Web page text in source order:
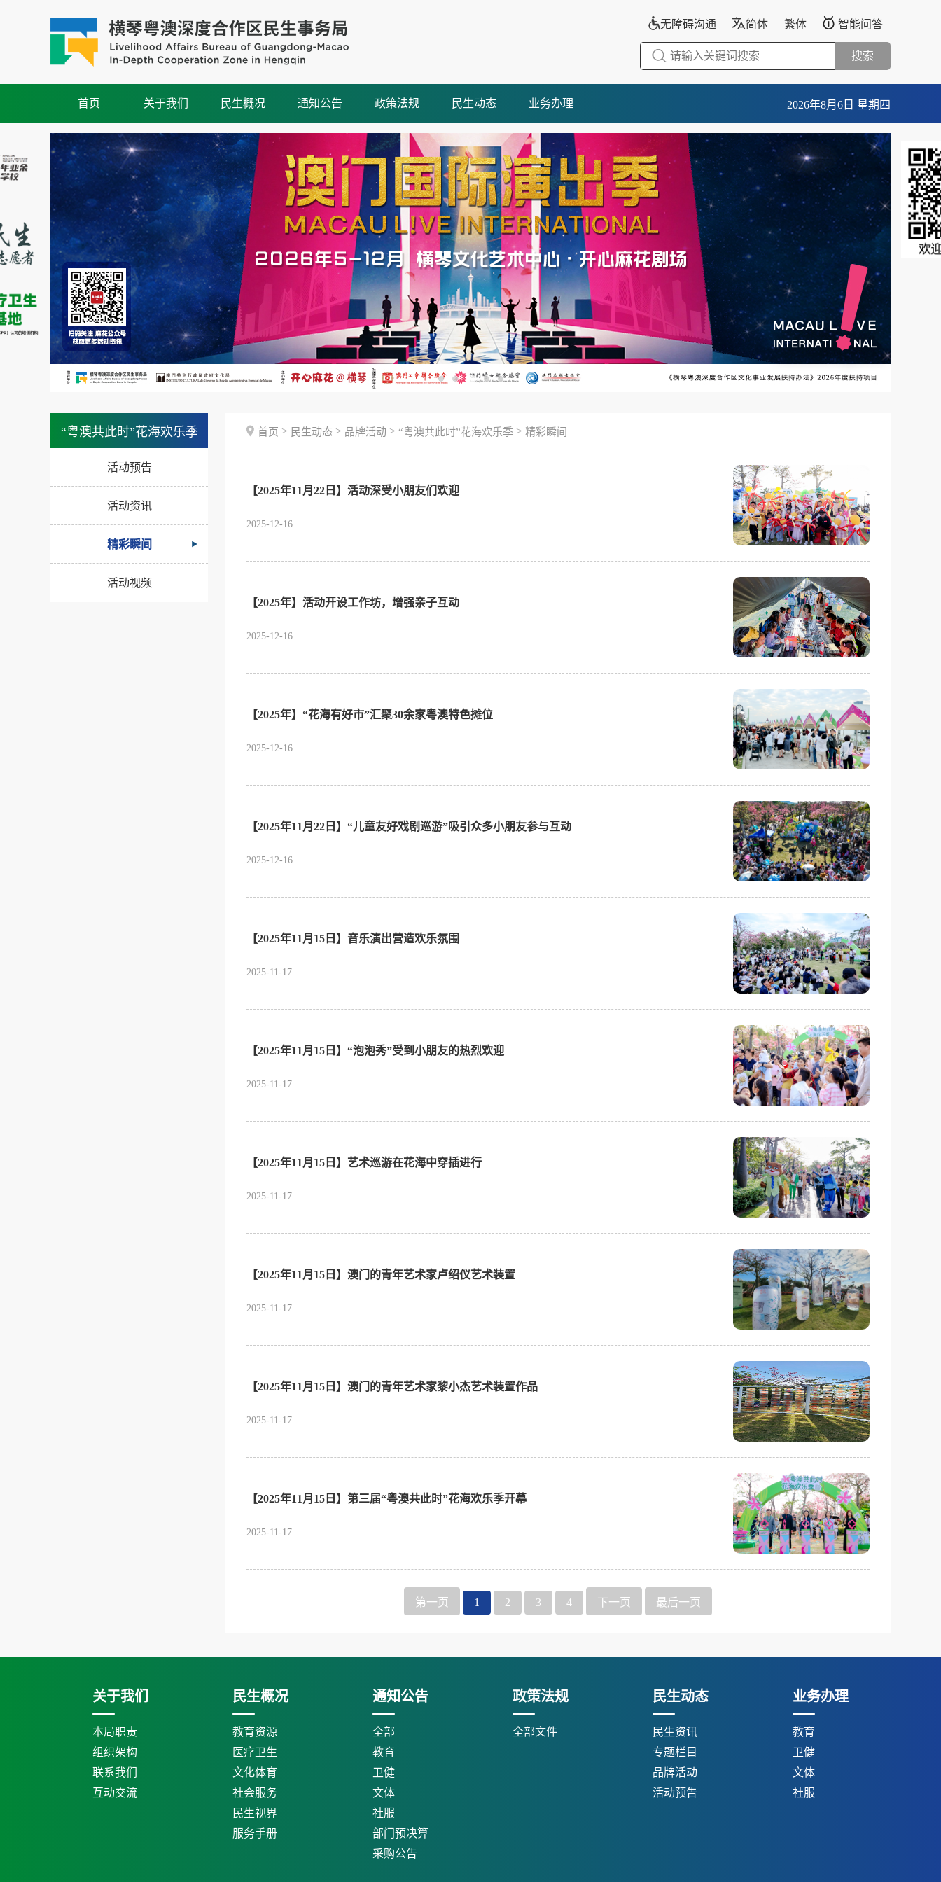
无障碍沟通 简体 繁体 智能问答
搜索
首页 关于我们 民生概况 通知公告 政策法规 民生动态 业务办理 2026年8月6日 星期四
“粤澳共此时”花海欢乐季
活动预告
活动资讯
精彩瞬间
活动视频
首页 > 民生动态 > 品牌活动 > “粤澳共此时”花海欢乐季 > 精彩瞬间
【2025年11月22日】活动深受小朋友们欢迎
2025-12-16
【2025年】活动开设工作坊，增强亲子互动
2025-12-16
【2025年】“花海有好市”汇聚30余家粤澳特色摊位
2025-12-16
【2025年11月22日】“儿童友好戏剧巡游”吸引众多小朋友参与互动
2025-12-16
【2025年11月15日】音乐演出营造欢乐氛围
2025-11-17
【2025年11月15日】“泡泡秀”受到小朋友的热烈欢迎
2025-11-17
【2025年11月15日】艺术巡游在花海中穿插进行
2025-11-17
【2025年11月15日】澳门的青年艺术家卢绍仪艺术装置
2025-11-17
【2025年11月15日】澳门的青年艺术家黎小杰艺术装置作品
2025-11-17
【2025年11月15日】第三届“粤澳共此时”花海欢乐季开幕
2025-11-17
第一页 1 2 3 4 下一页 最后一页
关于我们
本局职责
组织架构
联系我们
互动交流
民生概况
教育资源
医疗卫生
文化体育
社会服务
民生视界
服务手册
通知公告
全部
教育
卫健
文体
社服
部门预决算
采购公告
政策法规
全部文件
民生动态
民生资讯
专题栏目
品牌活动
活动预告
业务办理
教育
卫健
文体
社服